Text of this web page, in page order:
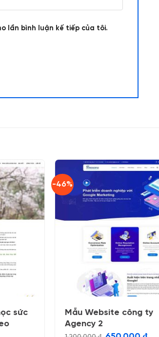
lần bình luận kế tiếp của tôi.
sức
-46%
Mẫu Website công ty
Agency 2
Giá
Giá